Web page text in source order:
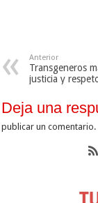
Anterior
Transgeneros
justicia y
Deja una
publicar un comentario.